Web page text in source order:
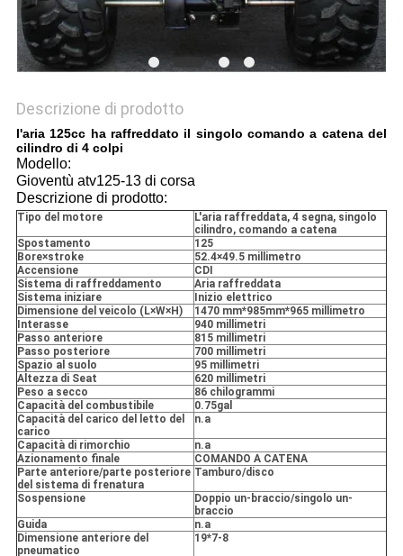
Descrizione di prodotto
l'aria 125cc ha raffreddato il singolo comando a catena del
cilindro di 4 colpi
Modello:
Gioventù atv125-13 di corsa
Descrizione di prodotto:
Tipo del motore
L'aria raffreddata, 4 segna, singolo
cilindro, comando a catena
Spostamento
125
Bore×stroke
52.4×49.5 millimetro
Accensione
CDI
Sistema di raffreddamento
Aria raffreddata
Sistema iniziare
Inizio elettrico
Dimensione del veicolo (L×W×H)
1470 mm*985mm*965 millimetro
Interasse
940 millimetri
Passo anteriore
815 millimetri
Passo posteriore
700 millimetri
Spazio al suolo
95 millimetri
Altezza di Seat
620 millimetri
Peso a secco
86 chilogrammi
Capacità del combustibile
0.75gal
Capacità del carico del letto del
carico
n.a
Capacità di rimorchio
n.a
Azionamento finale
COMANDO A CATENA
Parte anteriore/parte posteriore
del sistema di frenatura
Tamburo/disco
Sospensione
Doppio un-braccio/singolo un-
braccio
Guida
n.a
Dimensione anteriore del
pneumatico
19*7-8